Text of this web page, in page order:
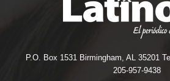
P.O. Box 1531 Birmingham, AL 35201
205-957-9438